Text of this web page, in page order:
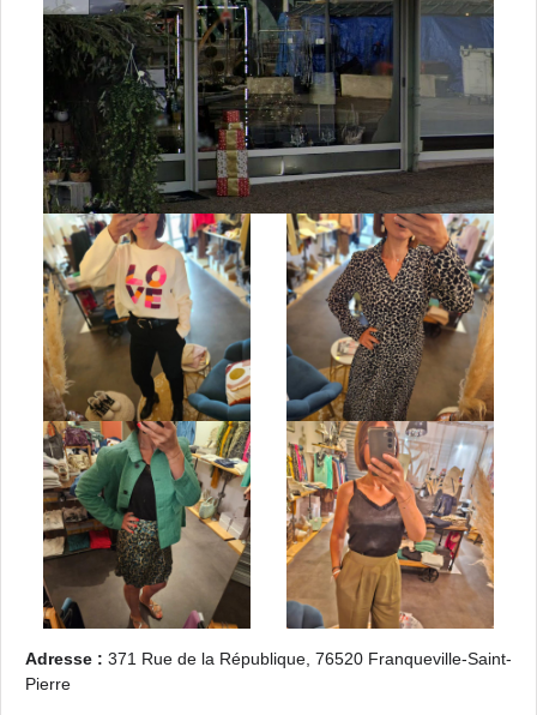
Adresse : 371 Rue de la République, 76520 Franqueville-Saint-
Pierre